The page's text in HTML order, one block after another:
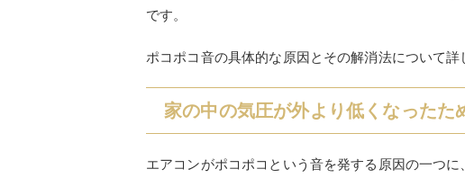
です。
ポコポコ音の具体的な原因とその解消法について詳
家の中の気圧が外より低くなったた
エアコンがポコポコという音を発する原因の一つ